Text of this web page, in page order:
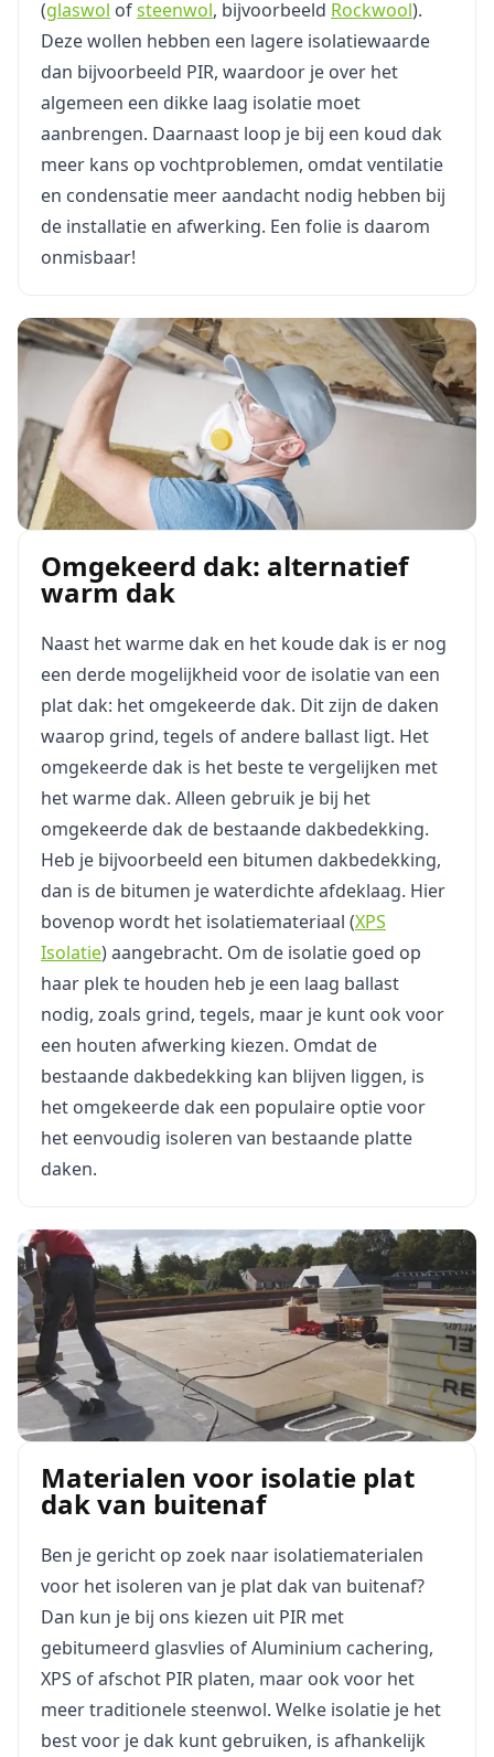
(glaswol ofsteenwol, bijvoorbeeld Rockwool).
Deze wollen hebben een lagere isolatiewaarde
dan bijvoorbeeld PIR, waardoor je over het
algemeen een dikke laag isolatie moet
aanbrengen. Daarnaast loop je bij een koud dak
meer kans op vochtproblemen, omdat ventilatie
en condensatie meer aandacht nodig hebben bij
de installatie en afwerking. Een folie is daarom
onmisbaar!
Omgekeerd dak: alternatief
warm dak
Naast het warme dak en het koude dak is er nog
een derde mogelijkheid voor de isolatie van een
plat dak: het omgekeerde dak. Dit zijn de daken
waarop grind, tegels of andere ballast ligt. Het
omgekeerde dak is het beste te vergelijken met
het warme dak. Alleen gebruik je bij het
omgekeerde dak de bestaande dakbedekking.
Heb je bijvoorbeeld een bitumen dakbedekking,
dan is de bitumen je waterdichte afdeklaag. Hier
bovenop wordt het isolatiemateriaal (XPS
Isolatie) aangebracht. Om de isolatie goed op
haar plek te houden heb je een laag ballast
nodig, zoals grind, tegels, maar je kunt ook voor
een houten afwerking kiezen. Omdat de
bestaande dakbedekking kan blijven liggen, is
het omgekeerde dak een populaire optie voor
het eenvoudig isoleren van bestaande platte
daken.
Materialen voor isolatie plat
dak van buitenaf
Ben je gericht op zoek naar isolatiematerialen
voor het isoleren van je plat dak van buitenaf?
Dan kun je bij ons kiezen uit PIR met
gebitumeerd glasvlies of Aluminium cachering,
XPS of afschot PIR platen, maar ook voor het
meer traditionele steenwol. Welke isolatie je het
best voor je dak kunt gebruiken, is afhankelijk